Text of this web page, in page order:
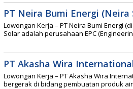
PT Neira Bumi Energi (Neira
Lowongan Kerja – PT Neira Bumi Energi
Solar adalah perusahaan EPC
PT Akasha Wira
Lowongan Kerja – PT Akasha Wira
bergerak di bidang pembuatan produk